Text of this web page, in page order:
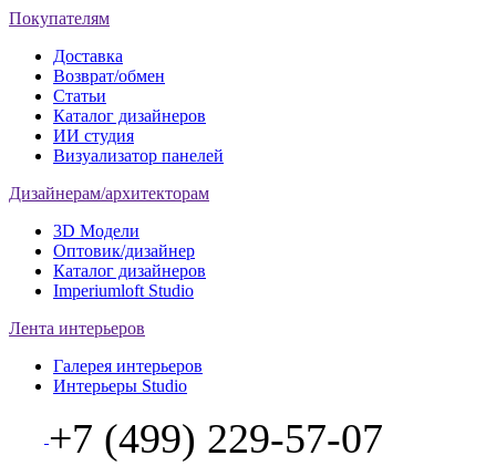
Покупателям
Доставка
Возврат/обмен
Статьи
Каталог дизайнеров
ИИ студия
Визуализатор панелей
Дизайнерам/архитекторам
3D Модели
Оптовик/дизайнер
Каталог дизайнеров
Imperiumloft Studio
Лента интерьеров
Галерея интерьеров
Интерьеры Studio
+7 (499) 229-57-07